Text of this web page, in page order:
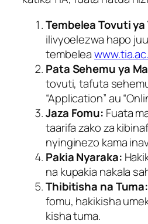
Tembelea Tovuti ya
ilivyoelezwa hapo
tembelea
Pata Sehemu ya
tovuti, tafuta
“Application” au
Jaza Fomu: Fuata
taarifa zako za
nyinginezo kama
Pakia Nyaraka:
na kupakia nakala
Thibitisha na Tuma:
fomu, hakikisha
kisha tuma.